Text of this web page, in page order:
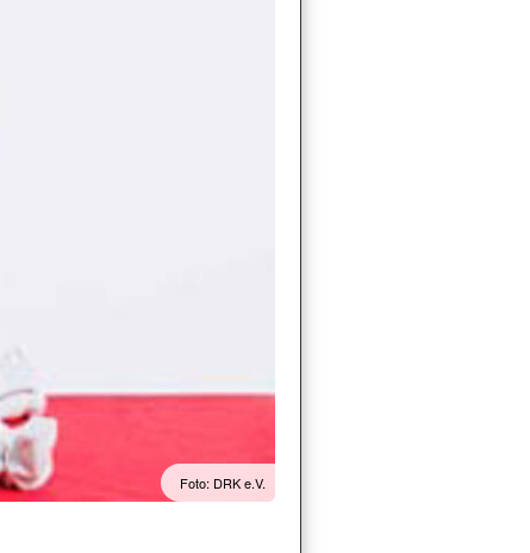
Foto: DRK e.V.